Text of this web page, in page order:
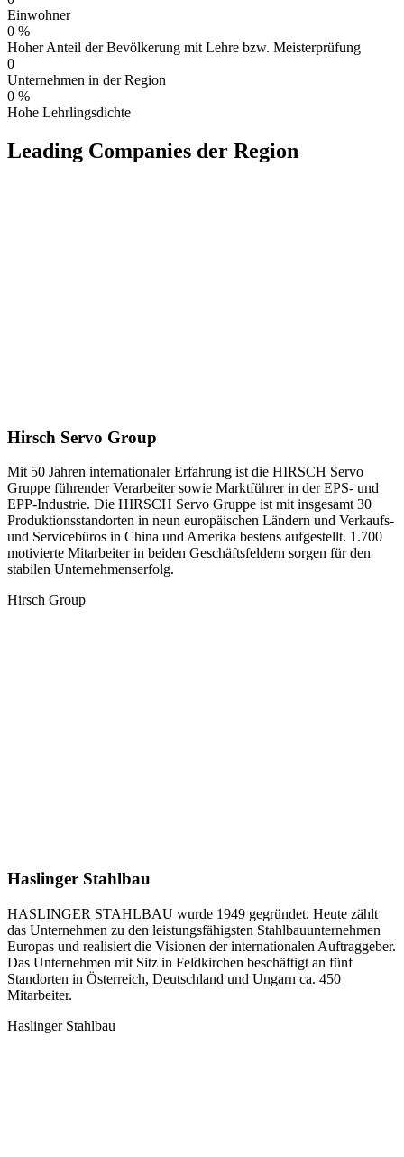
Einwohner
0 %
Hoher Anteil der Bevölkerung mit Lehre bzw. Meisterprüfung
0
Unternehmen in der Region
0 %
Hohe Lehrlingsdichte
Leading Companies der Region
Hirsch Servo Group
Mit 50 Jahren internationaler Erfahrung ist die HIRSCH Servo
Gruppe führender Verarbeiter sowie Marktführer in der EPS- und
EPP-Industrie. Die HIRSCH Servo Gruppe ist mit insgesamt 30
Produktionsstandorten in neun europäischen Ländern und Verkaufs-
und Servicebüros in China und Amerika bestens aufgestellt. 1.700
motivierte Mitarbeiter in beiden Geschäftsfeldern sorgen für den
stabilen Unternehmenserfolg.
Hirsch Group
Haslinger Stahlbau
HASLINGER STAHLBAU wurde 1949 gegründet. Heute zählt
das Unternehmen zu den leistungsfähigsten Stahlbauunternehmen
Europas und realisiert die Visionen der internationalen Auftraggeber.
Das Unternehmen mit Sitz in Feldkirchen beschäftigt an fünf
Standorten in Österreich, Deutschland und Ungarn ca. 450
Mitarbeiter.
Haslinger Stahlbau